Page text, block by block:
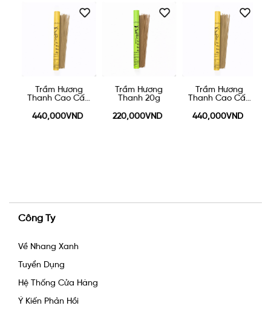
Trầm Hương
Thanh Cao Cấp
440,000VND
Trầm Hương
Thanh 20g
220,000VND
Trầm Hương
Thanh Cao Cấp
440,000VND
Công Ty
Về Nhang Xanh
Tuyển Dụng
Hệ Thống Cửa Hàng
Ý Kiến Phản Hồi